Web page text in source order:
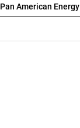
Pan American Energy